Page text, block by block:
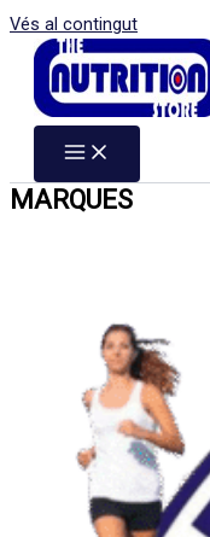
Vés al contingut
MARQUES